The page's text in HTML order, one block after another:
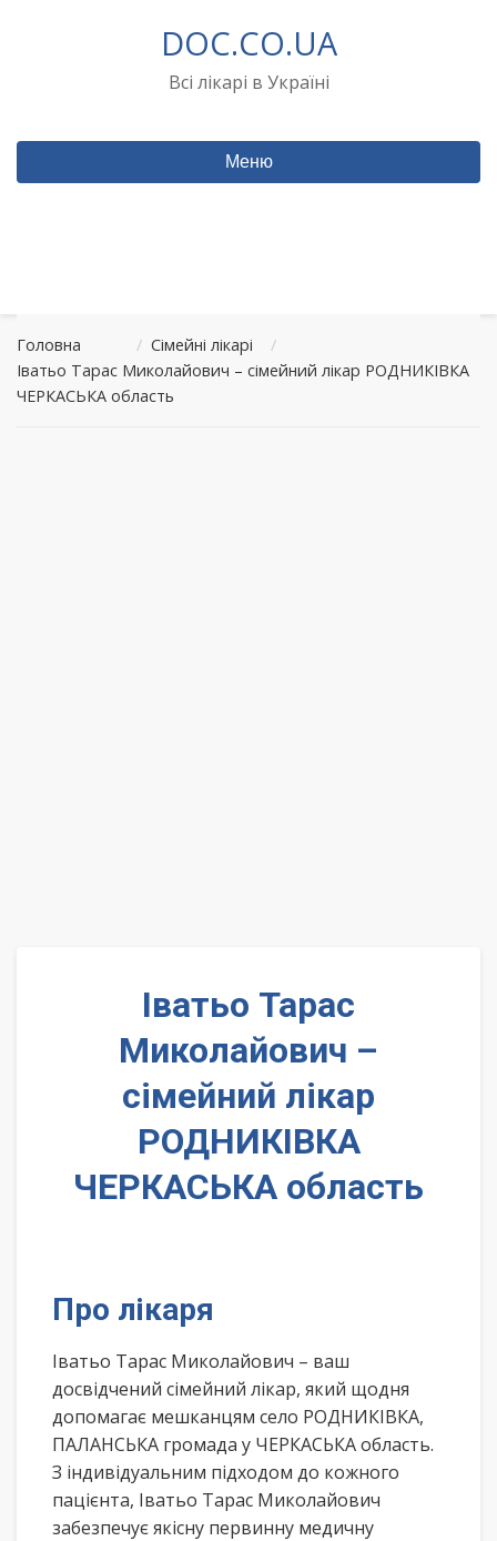
DOC.CO.UA
Всі лікарі в Україні
Меню
Головна / Сімейні лікарі
/
Іватьо Тарас Миколайович – сімейний лікар РОДНИКІВКА
ЧЕРКАСЬКА область
Іватьо Тарас
Миколайович –
сімейний лікар
РОДНИКІВКА
ЧЕРКАСЬКА область
Про лікаря
Іватьо Тарас Миколайович – ваш
досвідчений сімейний лікар, який щодня
допомагає мешканцям село РОДНИКІВКА,
ПАЛАНСЬКА громада у ЧЕРКАСЬКА область.
З індивідуальним підходом до кожного
пацієнта, Іватьо Тарас Миколайович
забезпечує якісну первинну медичну